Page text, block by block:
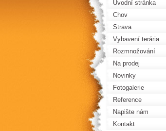
Úvodní stránka
Chov
Strava
Vybavení terária
Rozmnožování
Na prodej
Novinky
Fotogalerie
Reference
Napište nám
Kontakt